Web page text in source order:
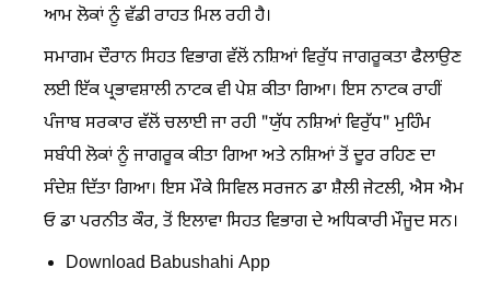
ਆਮ ਲੋਕਾਂ ਨੂੰ ਵੱਡੀ ਰਾਹਤ ਮਿਲ ਰਹੀ ਹੈ।
ਸਮਾਗਮ ਦੌਰਾਨ ਸਿਹਤ ਵਿਭਾਗ ਵੱਲੋਂ ਨਸ਼ਿਆਂ ਵਿਰੁੱਧ ਜਾਗਰੂਕਤਾ ਫੈਲਾਉਣ
ਲਈ ਇੱਕ ਪ੍ਰਭਾਵਸ਼ਾਲੀ ਨਾਟਕ ਵੀ ਪੇਸ਼ ਕੀਤਾ ਗਿਆ। ਇਸ ਨਾਟਕ ਰਾਹੀਂ
ਪੰਜਾਬ ਸਰਕਾਰ ਵੱਲੋਂ ਚਲਾਈ ਜਾ ਰਹੀ "ਯੁੱਧ ਨਸ਼ਿਆਂ ਵਿਰੁੱਧ" ਮੁਹਿੰਮ
ਸਬੰਧੀ ਲੋਕਾਂ ਨੂੰ ਜਾਗਰੂਕ ਕੀਤਾ ਗਿਆ ਅਤੇ ਨਸ਼ਿਆਂ ਤੋਂ ਦੂਰ ਰਹਿਣ ਦਾ
ਸੰਦੇਸ਼ ਦਿੱਤਾ ਗਿਆ। ਇਸ ਮੌਕੇ ਸਿਵਿਲ ਸਰਜਨ ਡਾ ਸ਼ੈਲੀ ਜੇਟਲੀ, ਐਸ ਐਮ
ਓ ਡਾ ਪਰਨੀਤ ਕੌਰ, ਤੋਂ ਇਲਾਵਾ ਸਿਹਤ ਵਿਭਾਗ ਦੇ ਅਧਿਕਾਰੀ ਮੌਜੂਦ ਸਨ।
Download Babushahi App